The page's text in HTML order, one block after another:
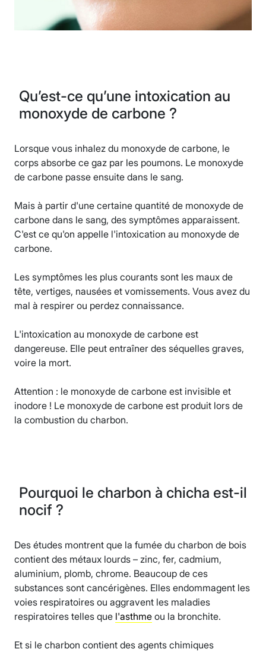
Qu’est-ce qu’une intoxication au
monoxyde de carbone ?
Lorsque vous inhalez du monoxyde de carbone, le
corps absorbe ce gaz par les poumons. Le monoxyde
de carbone passe ensuite dans le sang.
Mais à partir d'une certaine quantité de monoxyde de
carbone dans le sang, des symptômes apparaissent.
C'est ce qu'on appelle l'intoxication au monoxyde de
carbone.
Les symptômes les plus courants sont les maux de
tête, vertiges, nausées et vomissements. Vous avez du
mal à respirer ou perdez connaissance.
L'intoxication au monoxyde de carbone est
dangereuse. Elle peut entraîner des séquelles graves,
voire la mort.
Attention : le monoxyde de carbone est invisible et
inodore ! Le monoxyde de carbone est produit lors de
la combustion du charbon.
Pourquoi le charbon à chicha est-il
nocif ?
Des études montrent que la fumée du charbon de bois
contient des métaux lourds – zinc, fer, cadmium,
aluminium, plomb, chrome. Beaucoup de ces
substances sont cancérigènes. Elles endommagent les
voies respiratoires ou aggravent les maladies
respiratoires telles que l'asthme ou la bronchite.
Et si le charbon contient des agents chimiques